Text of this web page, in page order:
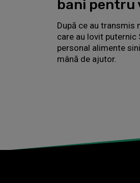
bani pentru
După ce au transmis
care au lovit puternic
personal alimente
mână de ajutor.